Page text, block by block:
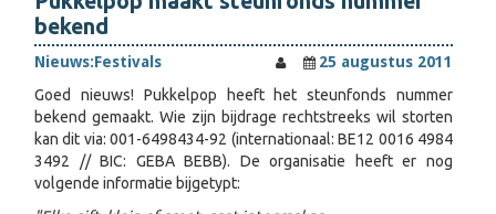
bekend
Nieuws:Festivals
25 augustus 2011
Goed nieuws! Pukkelpop heeft het steunfonds nummer
bekend gemaakt. Wie zijn bijdrage rechtstreeks wil storten
kan dit via: 001-6498434-92 (internationaal: BE12 0016 4984
3492 // BIC: GEBA BEBB). De organisatie heeft er nog
volgende informatie bijgetypt: